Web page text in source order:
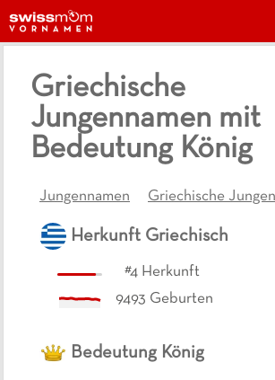
Griechische
Jungennamen mit
Bedeutung König
Jungennamen Griechische
Herkunft Griechisch
#4 Herkunft
9493 Geburten
Bedeutung König